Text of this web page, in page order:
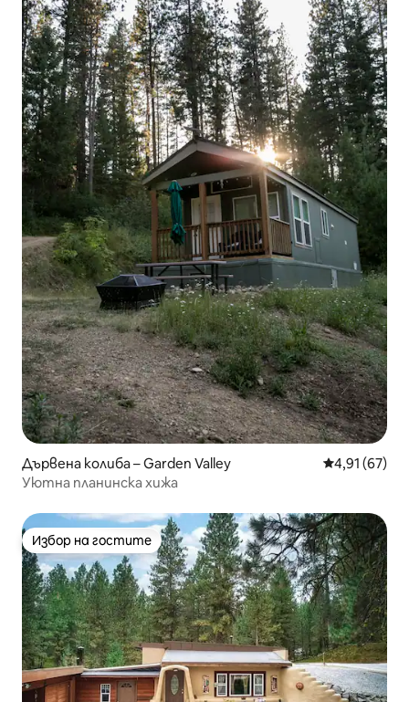
Дървена колиба – Garden Valley Средна
4,91 (67)
Уютна планинска хижа
Избор на гостите
Избор на гостите